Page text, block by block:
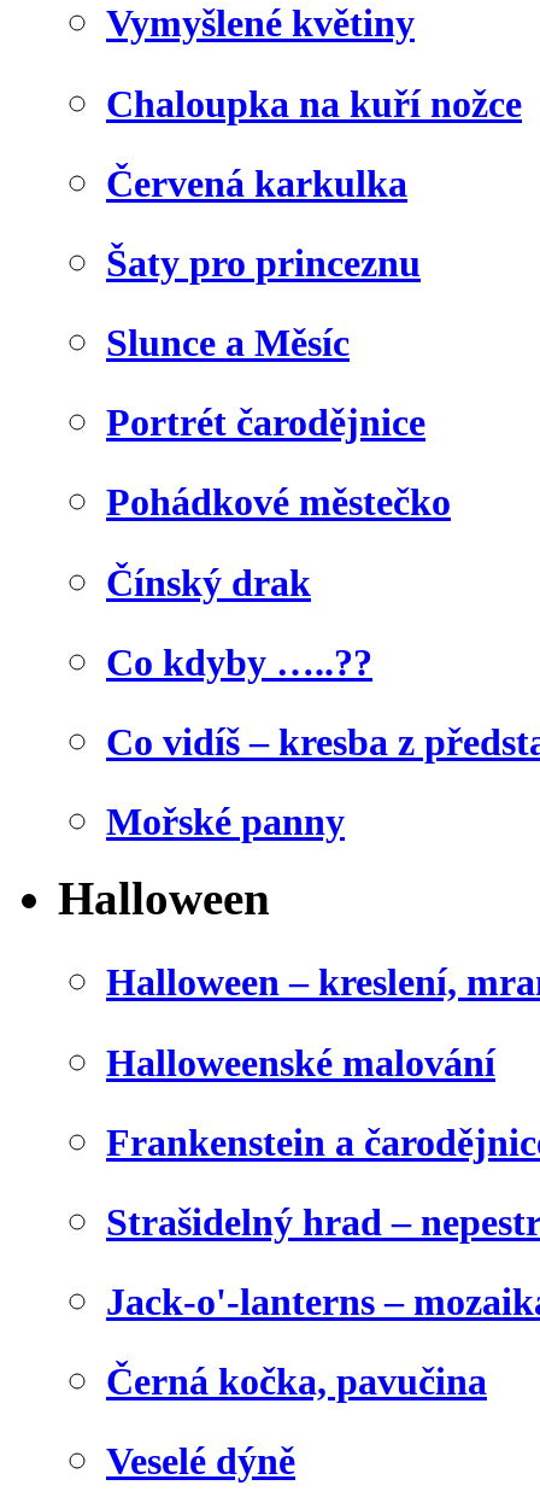
Vymyšlené květiny
Chaloupka na kuří nožce
Červená karkulka
Šaty pro princeznu
Slunce a Měsíc
Portrét čarodějnice
Pohádkové městečko
Čínský drak
Co kdyby …..??
Co vidíš – kresba z
Mořské panny
Halloween
Halloween – kreslení,
Halloweenské malování
Frankenstein a
Strašidelný hrad –
Jack-o'-lanterns –
Černá kočka, pavučina
Veselé dýně